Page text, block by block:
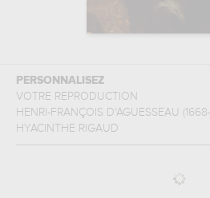
PERSONNALISEZ
VOTRE REPRODUCTION
HENRI-FRANÇOIS D'AGUESSEAU (1668-
HYACINTHE RIGAUD